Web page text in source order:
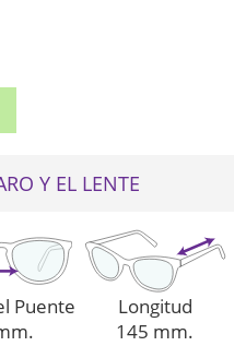
Y EL LENTE
Puente
Longitud
145 mm.